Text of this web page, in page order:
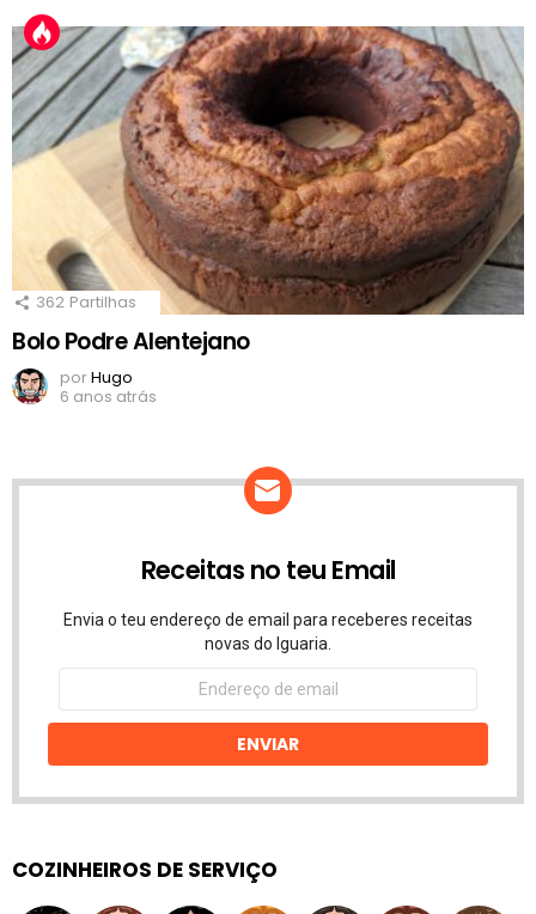
362 Partilhas
Bolo Podre Alentejano
porHugo
6 anos atrás
Receitas no teu Email
Envia o teu endereço de email para receberes receitas
novas do Iguaria.
Endereço
email
ENVIAR
COZINHEIROS DE SERVIÇO